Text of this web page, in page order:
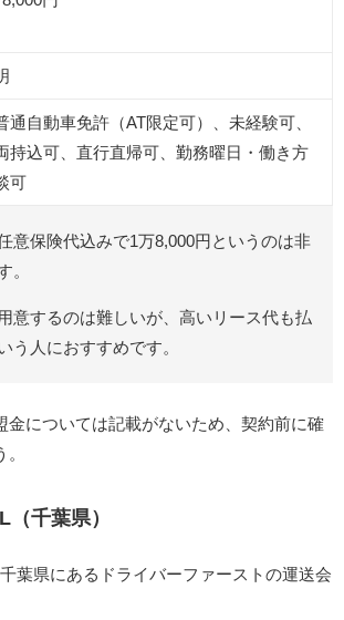
通自動車免許（AT限定可）、未経験可、
持込可、直行直帰可、勤務曜日・働き方
可
意保険代込みで1万8,000円というのは非
。
意するのは難しいが、高いリース代も払
う人におすすめです。
金については記載がないため、契約前に確
千葉県）
葉県にあるドライバーファーストの運送会